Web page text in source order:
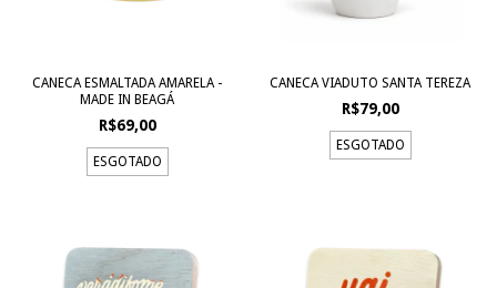
CANECA ESMALTADA AMARELA -
MADE IN BEAGÁ
R$69,00
ESGOTADO
CANECA VIADUTO SANTA TEREZA
R$79,00
ESGOTADO